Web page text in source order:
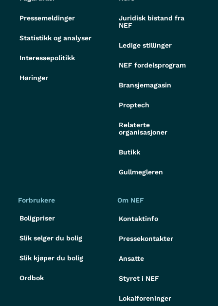
Pressemeldinger
Statistikk og analyser
Interessepolitikk
Høringer
Juridisk bistand fra
NEF
Ledige stillinger
NEF fordelsprogram
Bransjemagasin
Proptech
Relaterte
organisasjoner
Butikk
Gullmegleren
Forbrukere
Boligpriser
Slik selger du bolig
Slik kjøper du bolig
Ordbok
Om NEF
Kontaktinfo
Pressekontakter
Ansatte
Styret i NEF
Lokalforeninger